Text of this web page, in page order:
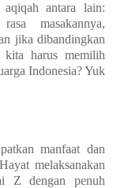
antara lain:
masakannya,
jika dibandingkan
kita harus memilih
Indonesia? Yuk
manfaat dan
melaksanakan
Z dengan penuh